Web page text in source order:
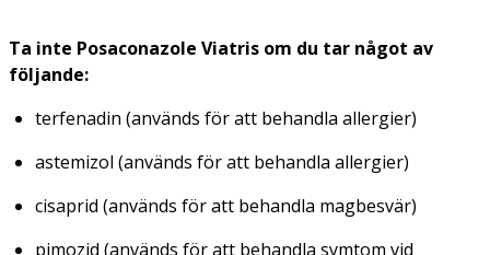
Ta inte Posaconazole Viatris om du tar något av
följande:
terfenadin (används för att behandla allergier)
astemizol (används för att behandla allergier)
cisaprid (används för att behandla magbesvär)
pimozid (används för att behandla symtom vid